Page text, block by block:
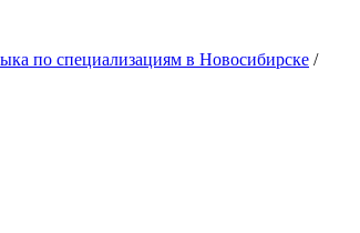
по специализациям в Новосибирске /